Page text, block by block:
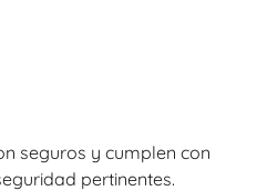
seguros y cumplen con
pertinentes.